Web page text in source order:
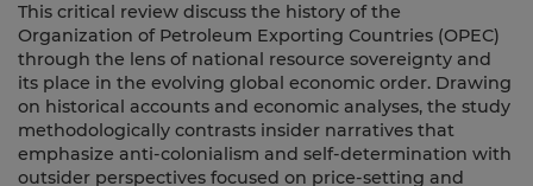
This critical review discuss the history of the
Organization of Petroleum Exporting Countries (OPEC)
through the lens of national resource sovereignty and
its place in the evolving global economic order. Drawing
on historical accounts and economic analyses, the study
methodologically contrasts insider narratives that
emphasize anti-colonialism and self-determination with
outsider perspectives focused on price-setting and